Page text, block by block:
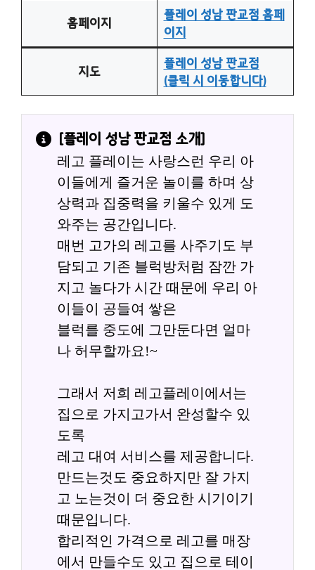
홈페이지
플레이 성남 판교점 홈페
이지
지도
플레이 성남 판교점
(클릭 시 이동합니다)
[플레이 성남 판교점 소개]
레고 플레이는 사랑스런 우리 아
이들에게 즐거운 놀이를 하며 상
상력과 집중력을 키울수 있게 도
와주는 공간입니다.
매번 고가의 레고를 사주기도 부
담되고 기존 블럭방처럼 잠깐 가
지고 놀다가 시간 때문에 우리 아
이들이 공들여 쌓은
블럭를 중도에 그만둔다면 얼마
나 허무할까요!~
그래서 저희 레고플레이에서는
집으로 가지고가서 완성할수 있
도록
레고 대여 서비스를 제공합니다.
만드는것도 중요하지만 잘 가지
고 노는것이 더 중요한 시기이기
때문입니다.
합리적인 가격으로 레고를 매장
에서 만들수도 있고 집으로 테이